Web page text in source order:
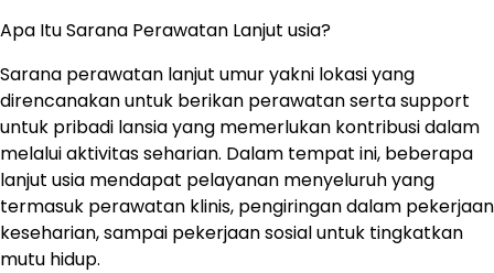
Apa Itu Sarana Perawatan Lanjut usia?
Sarana perawatan lanjut umur yakni lokasi yang
direncanakan untuk berikan perawatan serta support
untuk pribadi lansia yang memerlukan kontribusi dalam
melalui aktivitas seharian. Dalam tempat ini, beberapa
lanjut usia mendapat pelayanan menyeluruh yang
termasuk perawatan klinis, pengiringan dalam pekerjaan
keseharian, sampai pekerjaan sosial untuk tingkatkan
mutu hidup.